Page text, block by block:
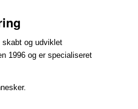
skabt og udviklet
1996 og er specialiseret